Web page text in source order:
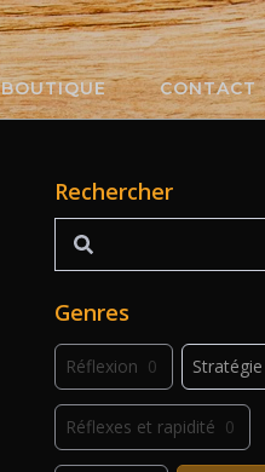
BOUTIQUE CONTACT
Rechercher
Rechercher
Genres
Réflexion 0 Stratégie
Réflexes et rapidité 0